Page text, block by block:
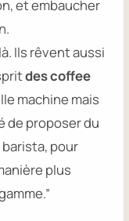
et embaucher
Ils rêvent aussi
descoffee
machine mais
de proposer du
barista, pour
plus